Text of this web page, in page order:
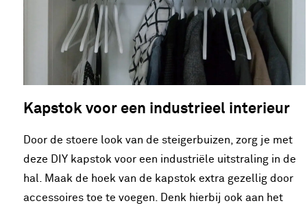
Kapstok voor een industrieel interieur
Door de stoere look van de steigerbuizen, zorg je met
deze DIY kapstok voor een industriële uitstraling in de
hal. Maak de hoek van de kapstok extra gezellig door
accessoires toe te voegen. Denk hierbij ook aan het